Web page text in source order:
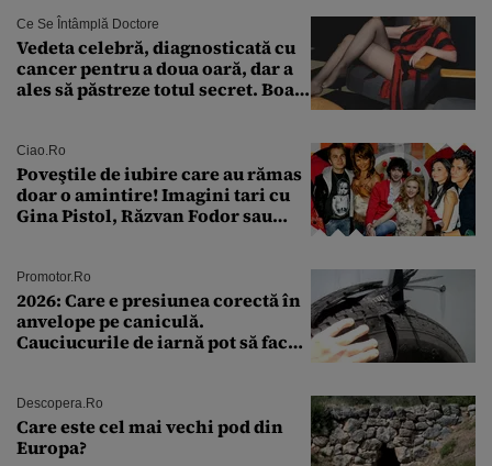
Ce Se Întâmplă Doctore
Vedeta celebră, diagnosticată cu
cancer pentru a doua oară, dar a
ales să păstreze totul secret. Boala
Ciao.ro
Poveştile de iubire care au rămas
doar o amintire! Imagini tari cu
Gina Pistol, Răzvan Fodor sau
Promotor.ro
2026: Care e presiunea corectă în
anvelope pe caniculă.
Cauciucurile de iarnă pot să facă
Descopera.ro
Care este cel mai vechi pod din
Europa?